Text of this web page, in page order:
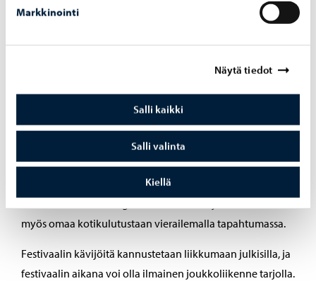
Markkinointi
Näytä tiedot
Salli kaikki
Salli valinta
Kiellä
Teokset toimivat suurimmaksi osaksi LED-valoilla, ja
Porvoon Energian sähkö on 100 % hiilineutraalia ja
päästötöntä, ja varmistettu alkuperätakuilla. Festivaalin
teosten kokonaissähkönkulutus vaihtelee vuodesta
vuoteen, teosten mukaan. Valoja sammutetaan myös
festivaalin aikana teosten takia, ja tämä kompensoi
myös omaa kotikulutustaan vierailemalla tapahtumassa.
Festivaalin kävijöitä kannustetaan liikkumaan julkisilla, ja
festivaalin aikana voi olla ilmainen joukkoliikenne tarjolla.